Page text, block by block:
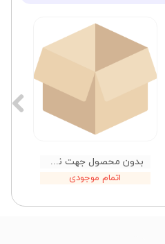
بدون محصول جهت نمایش
اتمام موجودی